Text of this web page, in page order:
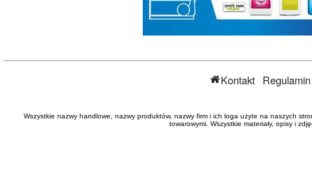
Kontakt
Wszystkie nazwy handlowe, nazwy produktów, nazwy firm i ich loga użyte na naszych
towarowymi. Wszystkie materiały, opisy i